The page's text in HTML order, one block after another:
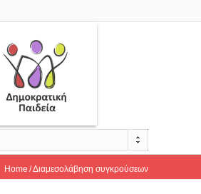
Home Διαμεσολάβηση συγκρούσεων